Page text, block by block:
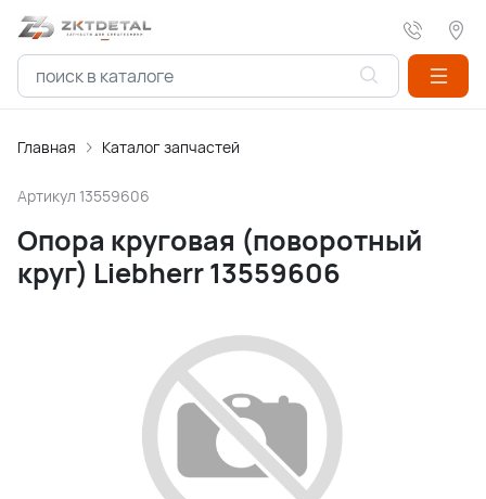
Главная Каталог запчастей
Артикул 13559606
Опора круговая (поворотный
круг) Liebherr 13559606